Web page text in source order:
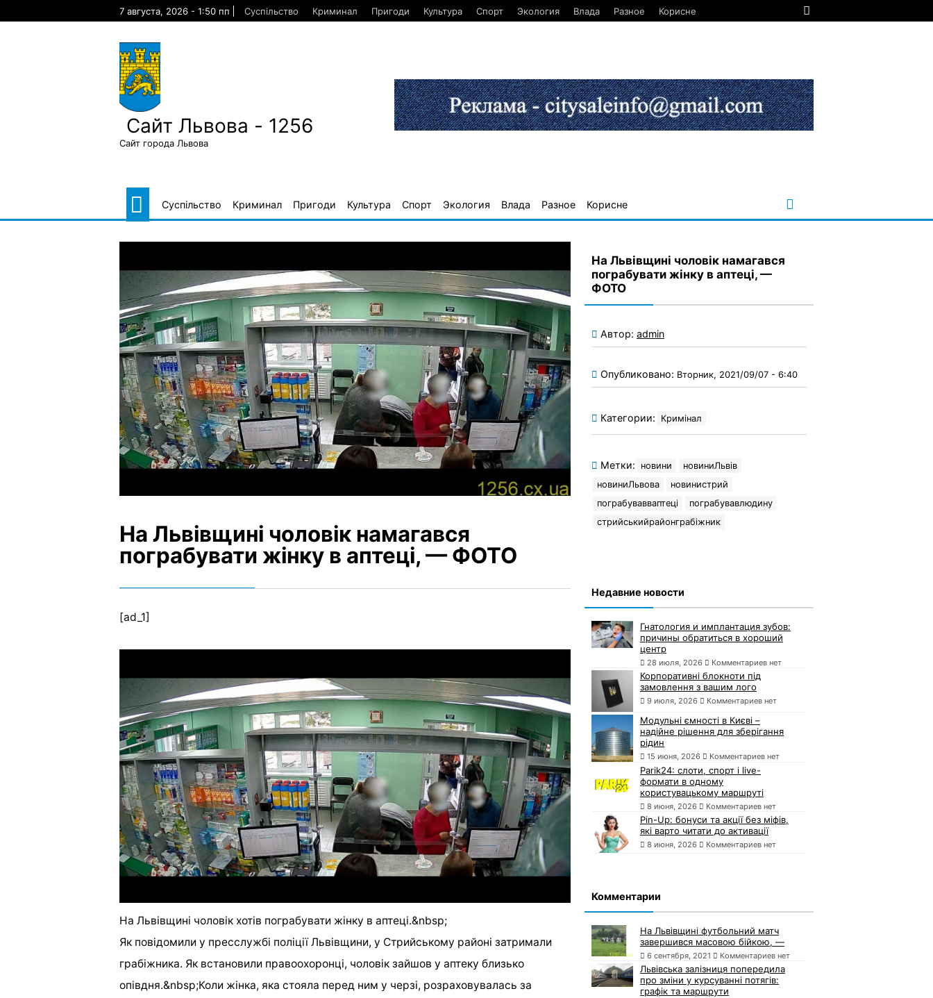
7 августа, 2026 - 1:50 пп Суспільство Криминал Пригоди Культура Спорт Экология Влада Разное Корисне
Сайт Львова - 1256
Сайт города Львова
Суспільство Криминал Пригоди Культура Спорт Экология Влада Разное Корисне
На Львівщині чоловік намагався
пограбувати жінку в аптеці, — ФОТО
[ad_1]
На Львівщині чоловік хотів пограбувати жінку в аптеці.&nbsp;
Як повідомили у пресслужбі поліції Львівщини, у Стрийському районі затримали
грабіжника. Як встановили правоохоронці, чоловік зайшов у аптеку близько
опівдня.&nbsp;Коли жінка, яка стояла перед ним у черзі, розраховувалась за
На Львівщині чоловік намагався
пограбувати жінку в аптеці, —
ФОТО
Автор: admin
Опубликовано: Вторник, 2021/09/07 - 6:40
Категории: Кримінал
Метки: новини
новиниЛьвів
новиниЛьвова
новинистрий
пограбувавваптеці
пограбувавлюдину
стрийськийрайонграбіжник
Недавние новости
Гнатология и имплантация зубов:
причины обратиться в хороший
центр
28 июля, 2026 Комментариев нет
Корпоративні блокноти під
замовлення з вашим лого
9 июля, 2026 Комментариев нет
Модульні ємності в Києві –
надійне рішення для зберігання
рідин
15 июня, 2026 Комментариев нет
Parik24: слоти, спорт і live-
формати в одному
користувацькому маршруті
8 июня, 2026 Комментариев нет
Pin-Up: бонуси та акції без міфів,
які варто читати до активації
8 июня, 2026 Комментариев нет
Комментарии
На Львівщині футбольний матч
завершився масовою бійкою, —
6 сентября, 2021 Комментариев нет
Львівська залізниця попередила
про зміни у курсуванні потягів:
графік та маршрути